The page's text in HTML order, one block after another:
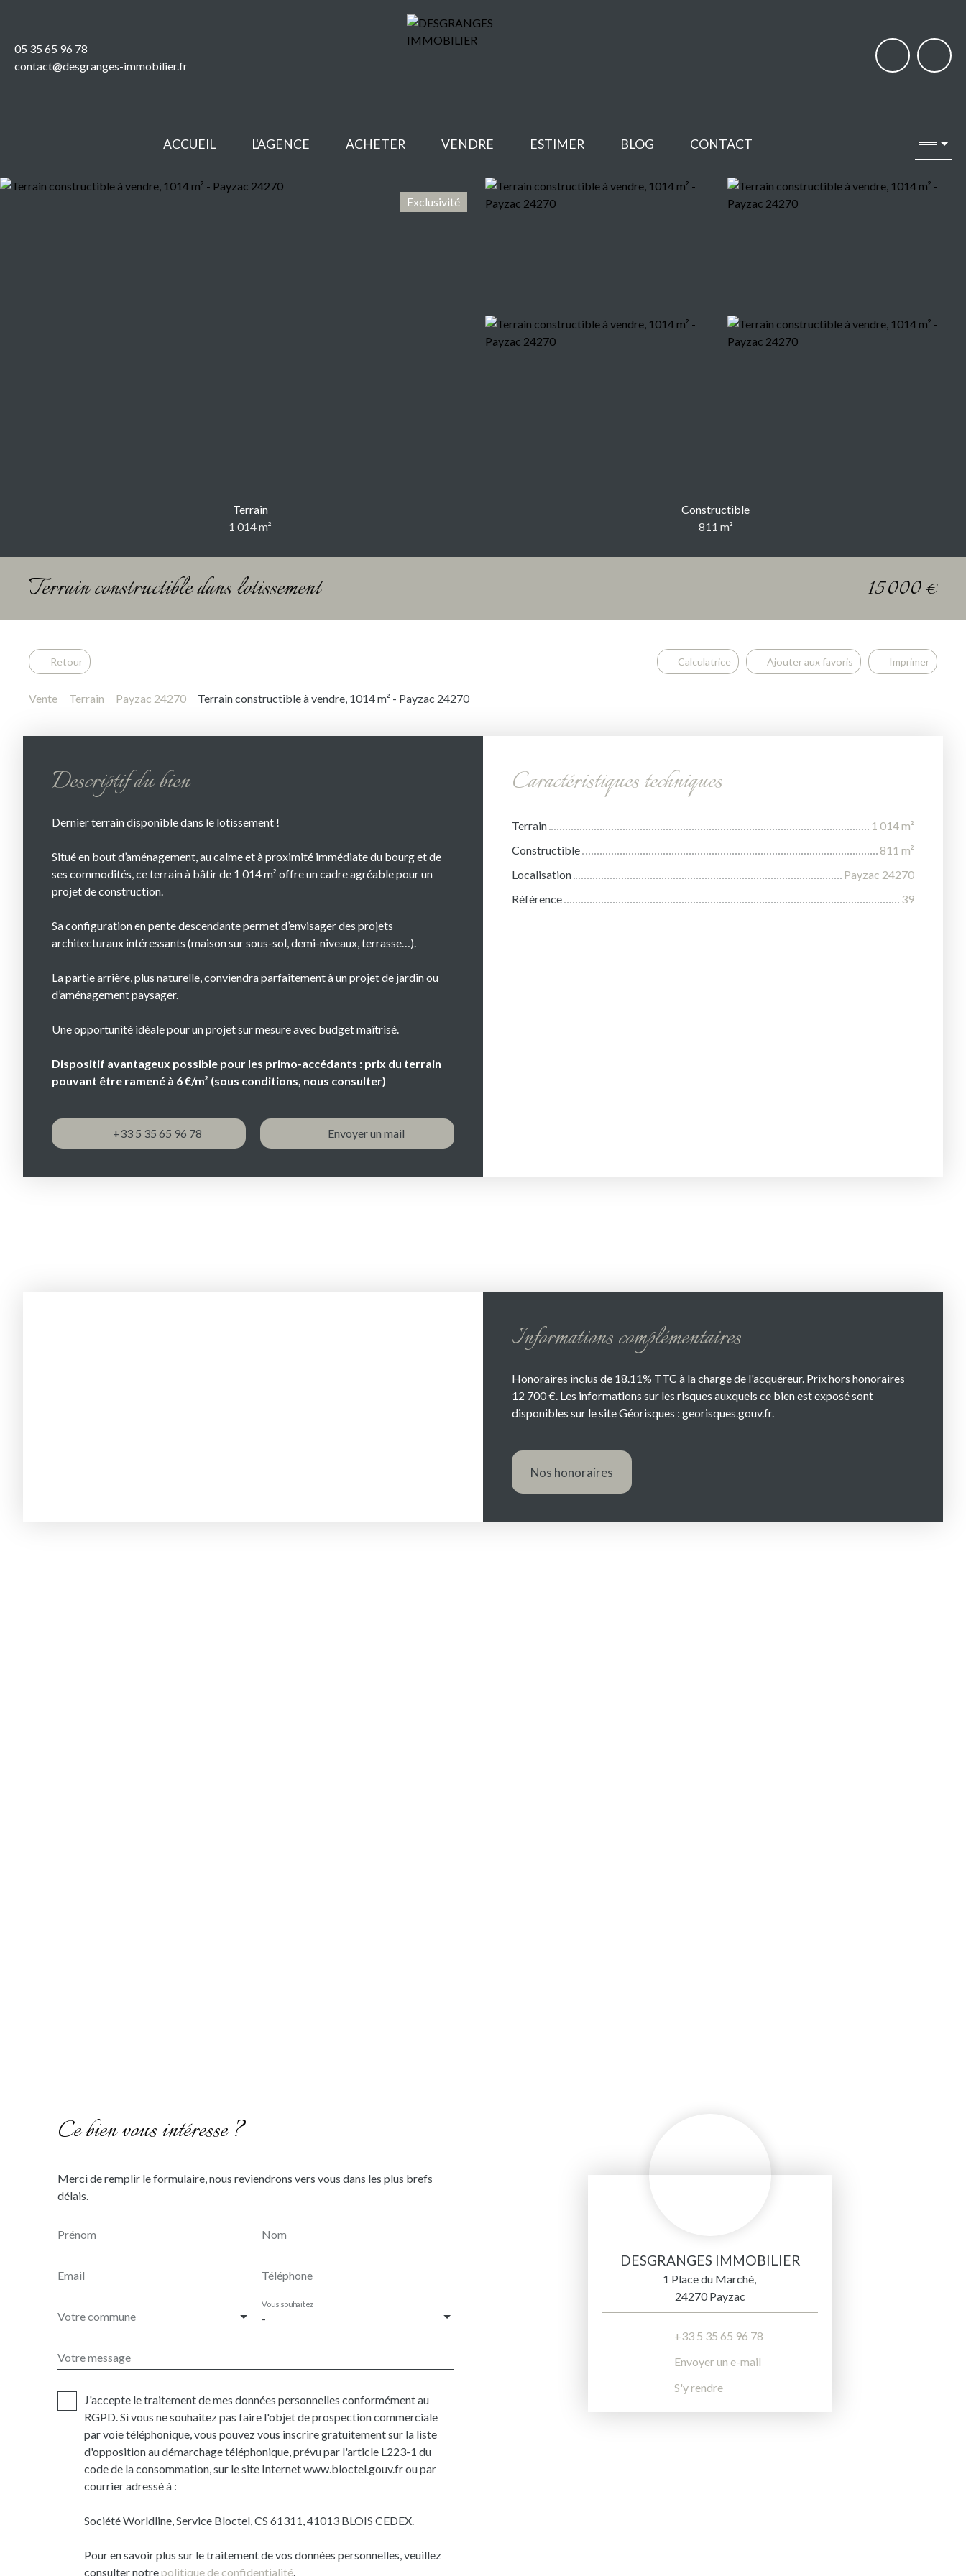
05 35 65 96 78
contact@desgranges-immobilier.fr
ACCUEIL L'AGENCE ACHETER VENDRE ESTIMER BLOG CONTACT
Exclusivité
Terrain
1 014m²
Constructible
811 m²
Terrain constructible dans lotissement 15 000€
Retour Calculatrice Ajouter aux favoris Imprimer
Vente Terrain Payzac 24270 Terrain constructible à vendre, 1014 m² - Payzac 24270
Descriptif du bien
Dernier terrain disponible dans le lotissement !
Situé en bout d’aménagement, au calme et à proximité immédiate du bourg et de
ses commodités, ce terrain à bâtir de 1 014 m² offre un cadre agréable pour un
projet de construction.
Sa configuration en pente descendante permet d’envisager des projets
architecturaux intéressants (maison sur sous-sol, demi-niveaux, terrasse…).
La partie arrière, plus naturelle, conviendra parfaitement à un projet de jardin ou
d’aménagement paysager.
Une opportunité idéale pour un projet sur mesure avec budget maîtrisé.
Dispositif avantageux possible pour les primo-accédants : prix du terrain
pouvant être ramené à 6 €/m² (sous conditions, nous consulter)
+33 5 35 65 96 78 Envoyer un mail
Caractéristiques techniques
Terrain 1 014m²
Constructible
811 m²
Localisation
Payzac 24270
Référence
39
Informations complémentaires
Honoraires inclus de 18.11% TTC à la charge de l'acquéreur. Prix hors honoraires
12 700 €. Les informations sur les risques auxquels ce bien est exposé sont
disponibles sur le site Géorisques : georisques.gouv.fr.
Nos honoraires
Ce bien vous intéresse ?
Merci de remplir le formulaire, nous reviendrons vers vous dans les plus brefs
délais.
Prénom Nom
Email Téléphone
Votre commune -
Vous souhaitez
Votre message
J'accepte le traitement de mes données personnelles conformément au
RGPD. Si vous ne souhaitez pas faire l'objet de prospection commerciale
par voie téléphonique, vous pouvez vous inscrire gratuitement sur la liste
d'opposition au démarchage téléphonique, prévu par l'article L223-1 du
code de la consommation, sur le site Internet www.bloctel.gouv.fr ou par
courrier adressé à :
Société Worldline, Service Bloctel, CS 61311, 41013 BLOIS CEDEX.
Pour en savoir plus sur le traitement de vos données personnelles, veuillez
consulter notrepolitique de confidentialité.
DESGRANGES IMMOBILIER
1 Place du Marché,
24270 Payzac
+33 5 35 65 96 78
Envoyer un e-mail
S'y rendre